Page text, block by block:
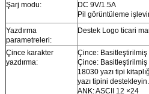
Şarj modu:
DC 9V/1.5A
Pil görüntüleme
Yazdırma
parametreleri:
Destek Logo ticari
Çince karakter
yazdırma:
Çince:
Çince:
18030 yazı tipi
yazı tipini destekleyin.
ANK: ASCII 12 ×24